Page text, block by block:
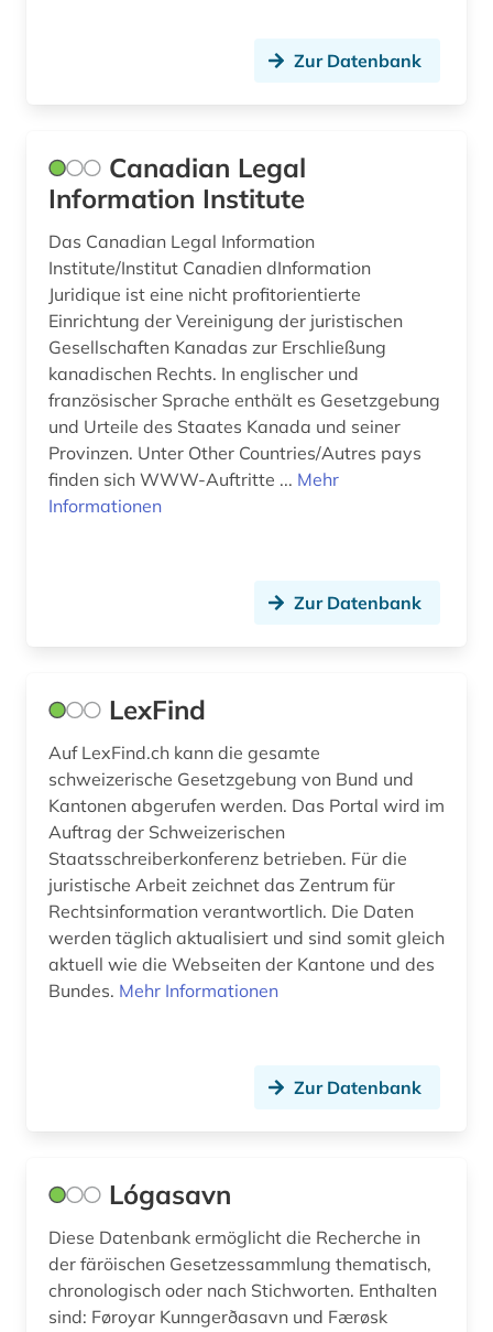
Zur Datenbank
Canadian Legal
Information Institute
Das Canadian Legal Information
Institute/Institut Canadien dInformation
Juridique ist eine nicht profitorientierte
Einrichtung der Vereinigung der juristischen
Gesellschaften Kanadas zur Erschließung
kanadischen Rechts. In englischer und
französischer Sprache enthält es Gesetzgebung
und Urteile des Staates Kanada und seiner
Provinzen. Unter Other Countries/Autres pays
finden sich WWW-Auftritte ... Mehr
Informationen
Zur Datenbank
LexFind
Auf LexFind.ch kann die gesamte
schweizerische Gesetzgebung von Bund und
Kantonen abgerufen werden. Das Portal wird im
Auftrag der Schweizerischen
Staatsschreiberkonferenz betrieben. Für die
juristische Arbeit zeichnet das Zentrum für
Rechtsinformation verantwortlich. Die Daten
werden täglich aktualisiert und sind somit gleich
aktuell wie die Webseiten der Kantone und des
Bundes. Mehr Informationen
Zur Datenbank
Lógasavn
Diese Datenbank ermöglicht die Recherche in
der färöischen Gesetzessammlung thematisch,
chronologisch oder nach Stichworten. Enthalten
sind: Føroyar Kunngerðasavn und Færøsk